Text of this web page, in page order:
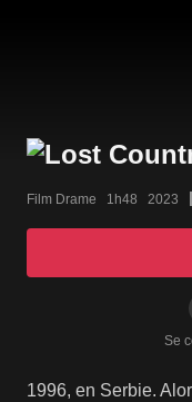
Film Drame   1h48   2023
Se
1996, en Serbie.